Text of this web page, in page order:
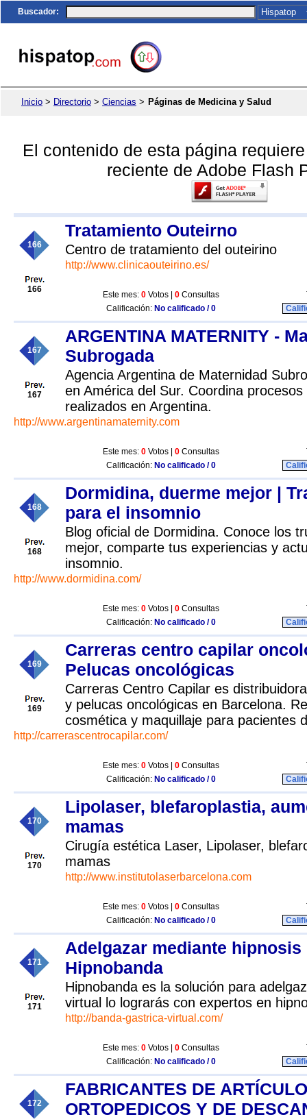
Buscador:
Inicio > Directorio > Ciencias > Páginas de Medicina y Salud
El contenido de esta página
reciente de Adobe Flash
166
166
Tratamiento Outeirno
Centro de tratamiento del outeirino
http://www.clinicaouteirino.es/
Este mes: 0 Votos | 0 Consultas
Calificación: No calificado / 0
167
167
ARGENTINA MATERNITY -
Subrogada
Agencia Argentina de Maternidad
en América del Sur. Coordina
realizados en Argentina.
http://www.argentinamaternity.com
Este mes: 0 Votos | 0 Consultas
Calificación: No calificado / 0
168
168
Dormidina, duerme mejor |
para el insomnio
Blog oficial de Dormidina. Conoce los
mejor, comparte tus experiencias y
insomnio.
http://www.dormidina.com/
Este mes: 0 Votos | 0 Consultas
Calificación: No calificado / 0
169
169
Carreras centro capilar
Pelucas oncológicas
Carreras Centro Capilar es
y pelucas oncológicas en Barcelona.
cosmética y maquillaje para pacientes
http://carrerascentrocapilar.com/
Este mes: 0 Votos | 0 Consultas
Calificación: No calificado / 0
170
170
Lipolaser, blefaroplastia,
mamas
Cirugía estética Laser, Lipolaser,
mamas
http://www.institutolaserbarcelona.com
Este mes: 0 Votos | 0 Consultas
Calificación: No calificado / 0
171
171
Adelgazar mediante hipnosis
Hipnobanda
Hipnobanda es la solución para
virtual lo lograrás con expertos en
http://banda-gastrica-virtual.com/
Este mes: 0 Votos | 0 Consultas
Calificación: No calificado / 0
172
FABRICANTES DE
ORTOPEDICOS Y DE